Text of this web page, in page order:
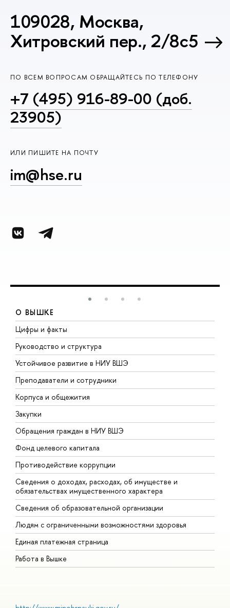
109028, Москва,
Хитровский пер., 2/8с5
ПО ВСЕМ ВОПРОСАМ ОБРАЩАЙТЕСЬ ПО ТЕЛЕФОНУ
+7 (495) 916-89-00 (доб.
23905)
ИЛИ ПИШИТЕ НА ПОЧТУ
im@hse.ru
О ВЫШКЕ
Цифры и факты
Руководство и структура
Устойчивое развитие в НИУ ВШЭ
Преподаватели и сотрудники
Корпуса и общежития
Закупки
Обращения граждан в НИУ ВШЭ
Фонд целевого капитала
Противодействие коррупции
Сведения о доходах, расходах, об имуществе и
обязательствах имущественного характера
Сведения об образовательной организации
Людям с ограниченными возможностями здоровья
Единая платежная страница
Работа в Вышке